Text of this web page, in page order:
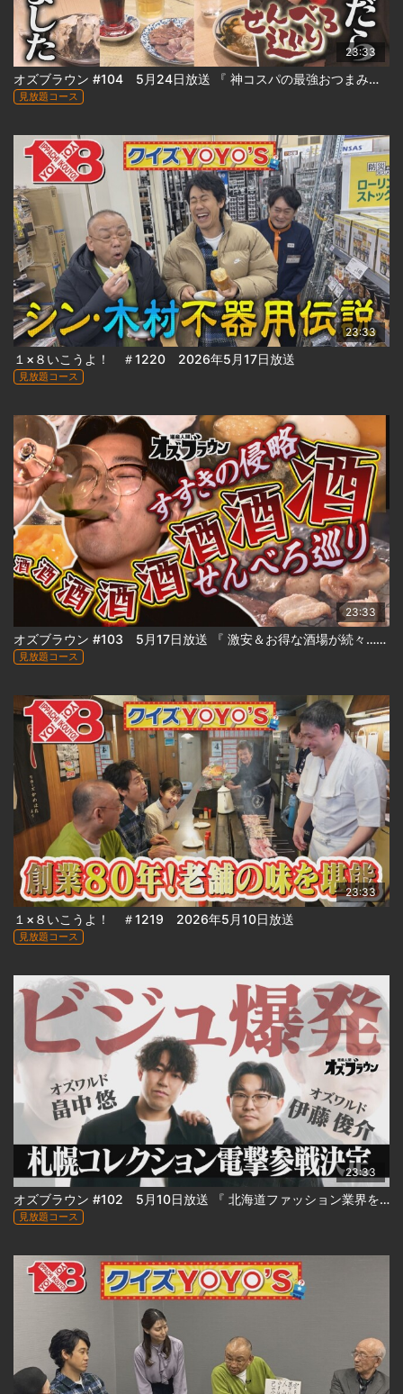
23:33
オズブラウン #104 5月24日放送 『 神コスパの最強おつまみ続々…ススキノ侵略！せんべろ巡り（後編） 』
見放題コース
23:33
１×８いこうよ！ ＃1220 2026年5月17日放送
見放題コース
23:33
オズブラウン #103 5月17日放送 『 激安＆お得な酒場が続々…ススキノ侵略！せんべろ巡り（前編） 』
見放題コース
23:33
１×８いこうよ！ ＃1219 2026年5月10日放送
見放題コース
23:33
オズブラウン #102 5月10日放送 『 北海道ファッション業界を侵略！サッポロコレクションへの道 』
見放題コース